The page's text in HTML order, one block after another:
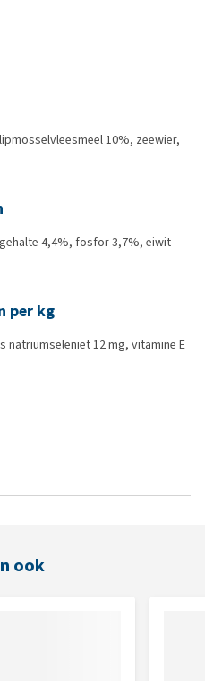
10%, zeewier,
4,4%, fosfor 3,7%, eiwit
per kg
natriumseleniet 12 mg, vitamine E
ook